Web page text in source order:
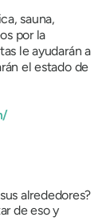
sauna,
por la
le ayudarán a
el estado de
alrededores?
de eso y